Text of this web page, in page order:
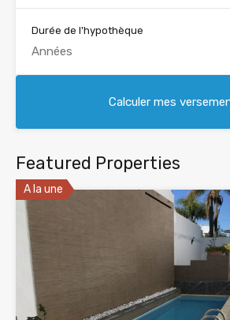
Durée de l'hypothèque
Featured Properties
A la une